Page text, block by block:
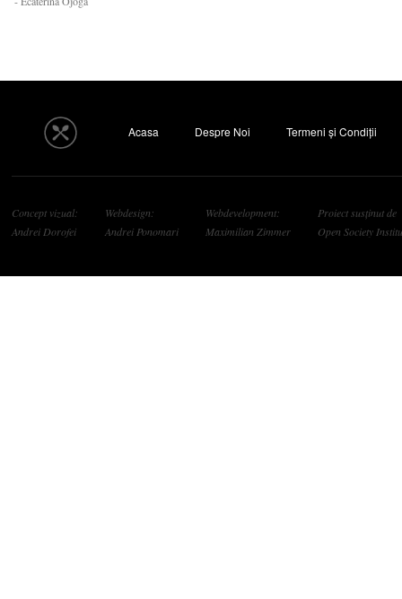
Acasa Despre Noi Termeni și Condiții
Concept vizual:
Andrei Dorofei
Webdesign:
Andrei Ponomari
Webdevelopment:
Maximilian Zimmer
Proiect susținut de
Open Society